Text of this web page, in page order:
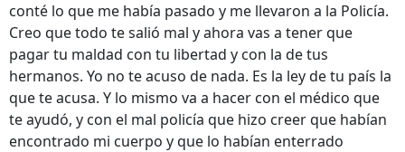
conté lo que me había pasado y me llevaron a la Policía.
Creo que todo te salió mal y ahora vas a tener que
pagar tu maldad con tu libertad y con la de tus
hermanos. Yo no te acuso de nada. Es la ley de tu país la
que te acusa. Y lo mismo va a hacer con el médico que
te ayudó, y con el mal policía que hizo creer que habían
encontrado mi cuerpo y que lo habían enterrado